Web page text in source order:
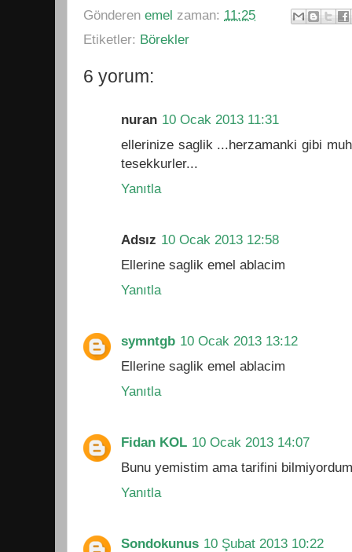
Gönderen emel zaman: 11:25
Etiketler: Börekler
6 yorum:
nuran 10 Ocak 2013 11:31
ellerinize saglik ...herzamanki gibi
tesekkurler...
Yanıtla
Adsız 10 Ocak 2013 12:58
Ellerine saglik emel ablacim
Yanıtla
symntgb 10 Ocak 2013 13:12
Ellerine saglik emel ablacim
Yanıtla
Fidan KOL 10 Ocak 2013 14:07
Bunu yemistim ama tarifini
Yanıtla
Sondokunus 10 Şubat 2013 10:22